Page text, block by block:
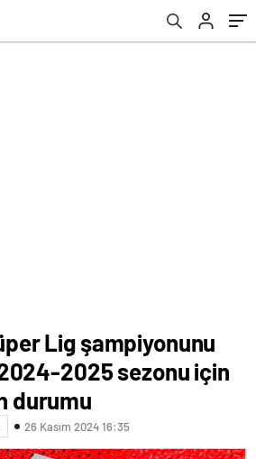
Lig şampiyonunu
2025 sezonu için
durumu
26 Kasım 2024 16:35